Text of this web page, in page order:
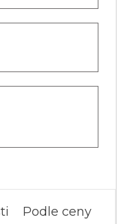
Podle ceny